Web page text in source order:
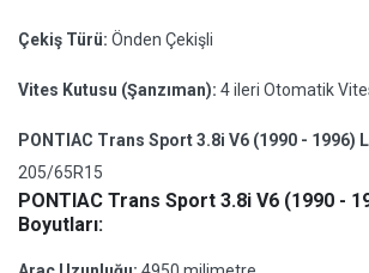
Çekiş Türü: Önden Çekişli
Vites Kutusu (Şanzıman): 4 ileri Otomatik
PONTIAC Trans Sport 3.8i V6 (1990 - 1996)
205/65R15
PONTIAC Trans Sport 3.8i V6 (1990 -
Boyutları: